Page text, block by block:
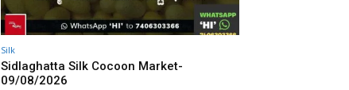
Silk
Sidlaghatta Silk Cocoon Market-
09/08/2026